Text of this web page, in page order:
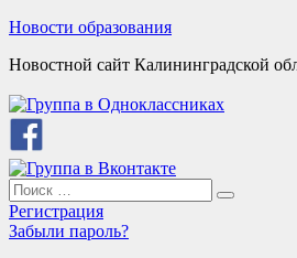
Skip
content
Новости образования
Новостной сайт Калининградской
Search
for:
Search
Регистрация
Забыли пароль?